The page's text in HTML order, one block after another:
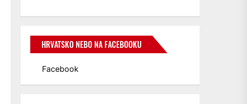
HRVATSKO NEBO NA FACEBOOKU
Facebook